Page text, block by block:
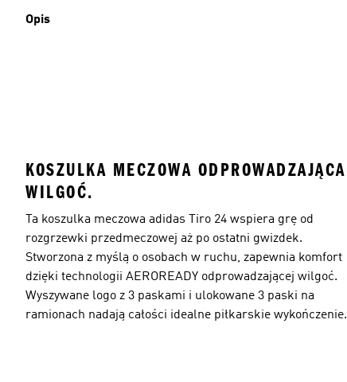
Opis
KOSZULKA MECZOWA ODPROWADZAJĄCA
WILGOĆ.
Ta koszulka meczowa adidas Tiro 24 wspiera grę od
rozgrzewki przedmeczowej aż po ostatni gwizdek.
Stworzona z myślą o osobach w ruchu, zapewnia komfort
dzięki technologii AEROREADY odprowadzającej wilgoć.
Wyszywane logo z 3 paskami i ulokowane 3 paski na
ramionach nadają całości idealne piłkarskie wykończenie.